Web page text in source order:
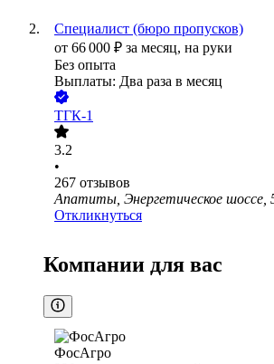
Специалист (бюро пропусков)
от 66 000 ₽ за месяц, на руки
Без опыта
Выплаты: Два раза в месяц
ТГК-1
3.2
•
267 отзывов
Апатиты, Энергетическое шоссе,
Откликнуться
Компании для вас
ФосАгро